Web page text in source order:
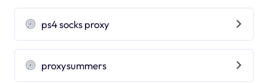
ps4 socks proxy
proxysummers